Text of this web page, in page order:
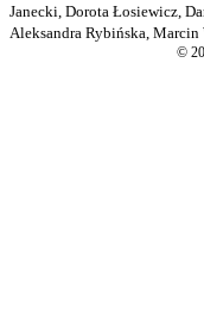
Janecki, Dorota Łosiewicz,
Aleksandra Rybińska, Marcin
©